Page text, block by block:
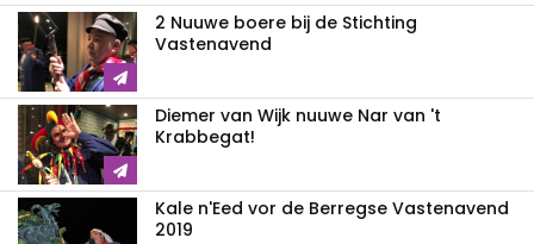
2 Nuuwe boere bij de Stichting
Vastenavend
Diemer van Wijk nuuwe Nar van 't
Krabbegat!
Kale n'Eed vor de Berregse Vastenavend
2019